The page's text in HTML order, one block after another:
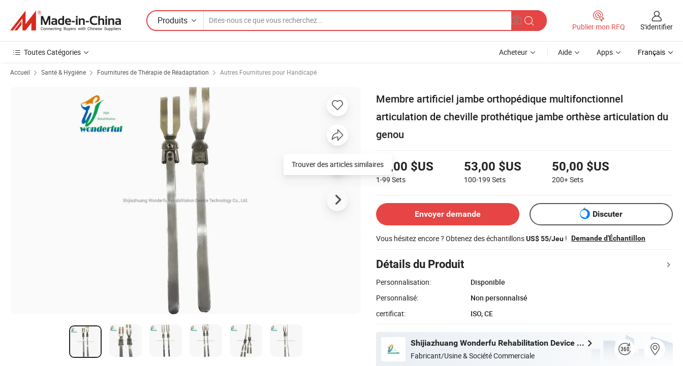
Produits
Publier mon RFQ S'identifier
Toutes Catégories Acheteur Aide Apps Français
Accueil Santé & Hygiène Fournitures de Thérapie de Réadaptation Autres Fournitures pour Handicapé
Membre artificiel jambe orthopédique multifonctionnel
articulation de cheville prothétique jambe orthèse articulation du
genou
55,00 $US
1-99 Sets
53,00 $US
100-199 Sets
50,00 $US
200+Sets
Envoyer demande Discuter
Vous hésitez encore ? Obtenez des échantillonsUS$ 55/Jeu ! Demande d'Échantillon
Détails du Produit
Personnalisation:
Disponible
Personnalisé:
Non personnalisé
certificat:
ISO, CE
Shijiazhuang Wonderfu Rehabilitation Device Technology Co., Ltd.
Fabricant/Usine & Société Commerciale
Trouver des articles similaires